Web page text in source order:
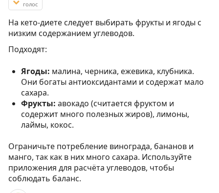
голос
На кето-диете следует выбирать фрукты и ягоды с
низким содержанием углеводов.
Подходят:
Ягоды: малина, черника, ежевика, клубника.
Они богаты антиоксидантами и содержат мало
сахара.
Фрукты: авокадо (считается фруктом и
содержит много полезных жиров), лимоны,
лаймы, кокос.
Ограничьте потребление винограда, бананов и
манго, так как в них много сахара. Используйте
приложения для расчёта углеводов, чтобы
соблюдать баланс.